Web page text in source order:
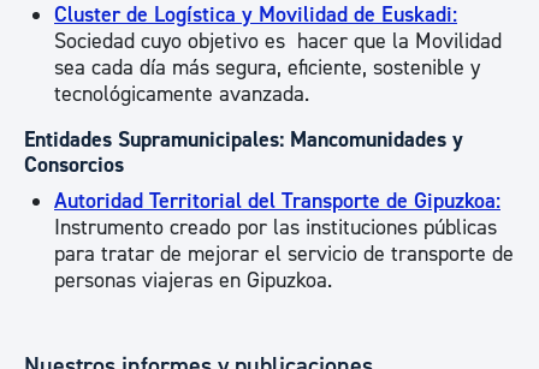
Cluster de Logística y Movilidad de Euskadi:
Sociedad cuyo objetivo es hacer que la Movilidad
sea cada día más segura, eficiente, sostenible y
tecnológicamente avanzada.
Entidades Supramunicipales: Mancomunidades y
Consorcios
Autoridad Territorial del Transporte de Gipuzkoa:
Instrumento creado por las instituciones públicas
para tratar de mejorar el servicio de transporte de
personas viajeras en Gipuzkoa.